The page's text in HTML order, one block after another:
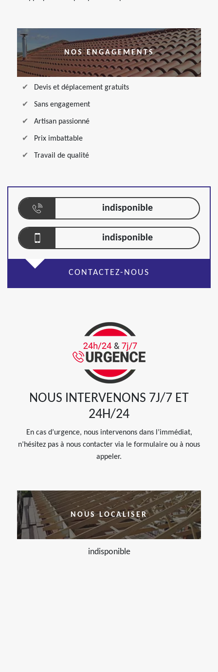
NOS ENGAGEMENTS
Devis et déplacement gratuits
Sans engagement
Artisan passionné
Prix imbattable
Travail de qualité
indisponible
indisponible
CONTACTEZ-NOUS
NOUS INTERVENONS 7J/7 ET
24H/24
En cas d’urgence, nous intervenons dans l’immédiat,
n’hésitez pas à nous contacter via le formulaire ou à nous
appeler.
NOUS LOCALISER
indisponible